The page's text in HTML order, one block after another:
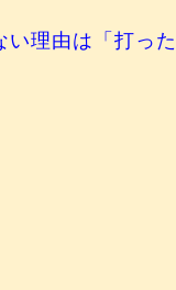
理由は「打っ